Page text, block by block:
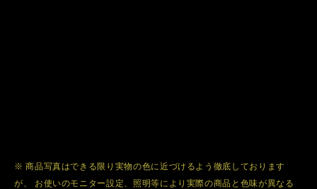
※ 商品写真はできる限り実物の色に近づけるよう徹底しております
が、 お使いのモニター設定、照明等により実際の商品と色味が異なる